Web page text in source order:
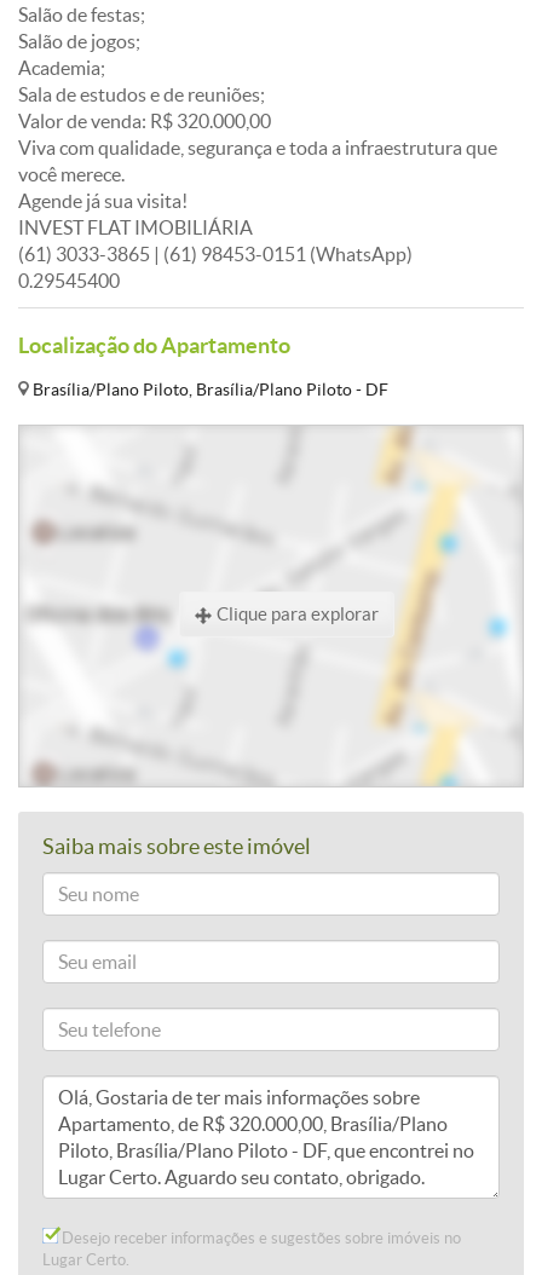
Salão de festas;
Salão de jogos;
Academia;
Sala de estudos e de reuniões;
Valor de venda: R$ 320.000,00
Viva com qualidade, segurança e toda a infraestrutura que
você merece.
Agende já sua visita!
INVEST FLAT IMOBILIÁRIA
(61) 3033-3865 | (61) 98453-0151 (WhatsApp)
0.29545400
Localização do Apartamento
Brasília/Plano Piloto, Brasília/Plano Piloto - DF
Clique para explorar
Saiba mais sobre este imóvel
Desejo receber informações e sugestões sobre imóveis no
Lugar Certo.